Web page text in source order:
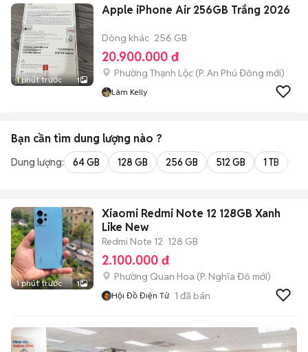
1 phút trước 1
Apple iPhone Air 256GB Trắng 2026
Dòng khác 256 GB
20.900.000 đ
Phường Thạnh Lộc (P. An Phú Đông mới)
Lâm Kelly
Bạn cần tìm dung lượng nào ?
Dung lượng: 64 GB 128 GB 256 GB 512 GB 1 TB
1 phút trước 1
Xiaomi Redmi Note 12 128GB Xanh
Like New
Redmi Note 12 128 GB
2.100.000 đ
Phường Quan Hoa (P. Nghĩa Đô mới)
Hội Đồ Điện Tử 1 đã bán